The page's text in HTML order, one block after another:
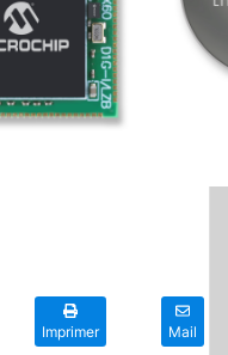
Imprimer Mail